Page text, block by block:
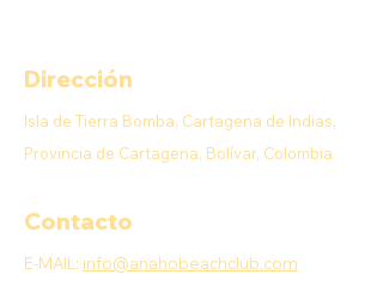
Dirección
Isla de Tierra Bomba, Cartagena de Indias,
Provincia de Cartagena, Bolívar, Colombia
Contacto
E-MAIL: info@anahobeachclub.com